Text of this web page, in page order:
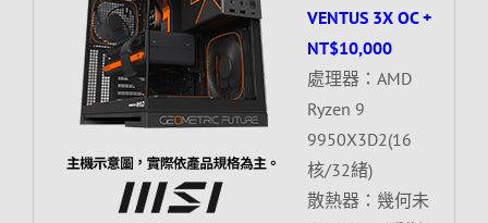
VENTUS 3X OC +
NT$10,000
處理器：AMD
Ryzen 9
9950X3D2(16
核/32緒)
散熱器：幾何未